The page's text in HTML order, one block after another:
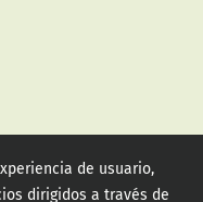
de usuario,
dirigidos a través de